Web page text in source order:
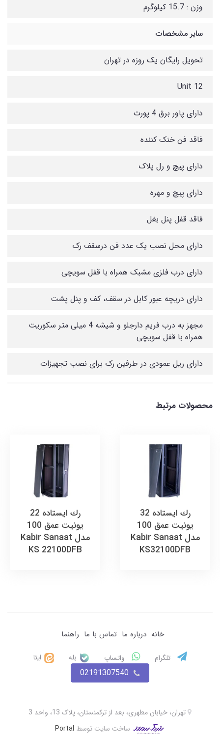
وزن : 15.7 کیلوگرم
سایر مشخصات
تحویل رایگان یک روزه در تهران
12 Unit
دارای پاور برق 4 پورت
فاقد فن خنک کننده
دارای پیچ و رل پلاک
دارای پیچ و مهره
فاقد قفل پنل بغل
دارای محل نصب یک عدد فن درسقف رک
دارای درب فلزی مشبک همراه با قفل سویچی
دارای دریچه عبور کابل در سقف، کف و پنل پشت
مجهز به درب فریم دارجلو و شیشه 4 میلی متر سکوریت
همراه با قفل سویچی
دارای ریل عمودی در طرفین رک برای نصب تجهیزات
محصولات مرتبط
رك ایستاده 32
يونيت عمق 100
مدل Kabir Sanaat
KS32100DFB
رك ایستاده 22
يونيت عمق 100
مدل Kabir Sanaat
KS 22100DFB
خانه درباره ما تماس با ما راهنما
تلگرام واتساپ بله ایتا
02191307540
ساخت سایت توسط Portal
تهران، خیابان مطهری، بعد از ترکمنستان، پلاک 13، واحد 3